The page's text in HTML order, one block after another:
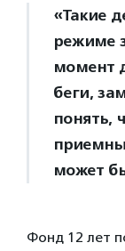
«Такие
режиме
момент
беги,
понять,
может
Фонд 12 лет